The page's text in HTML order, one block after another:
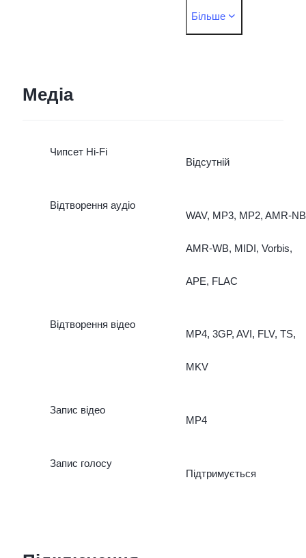
Face Beauty, Time
ефекти, Фронтальна
підсвітка для селфі+Face
Beauty+Multi Frame,
SLO-MO, HDR, Боке,
Face Beauty, Time
Більше
Медіа
Чипсет Hi-Fi
Відсутній
Відтворення аудіо
WAV, MP3, MP2, AMR-
AMR-WB, MIDI, Vorbis,
APE, FLAC
Відтворення відео
MP4, 3GP, AVI, FLV, TS,
MKV
Запис відео
MP4
Запис голосу
Підтримується